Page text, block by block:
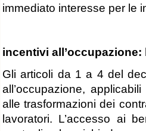
immediato interesse per le
incentivi
Gli articoli da 1 a 4 del
all’occupazione,
alle trasformazioni dei
lavoratori. L’accesso ai